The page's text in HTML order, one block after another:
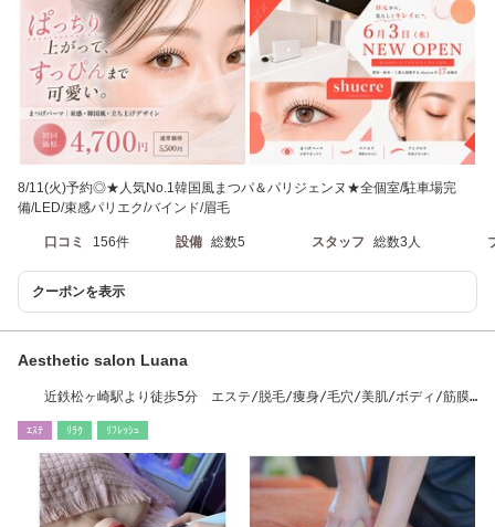
8/11(火)予約◎★人気No.1韓国風まつパ＆パリジェンヌ★全個室/駐車場完
備/LED/束感パリエク/バインド/眉毛
口コミ 156件 設備 総数5 スタッフ 総数3人
クーポンを表示
Aesthetic salon Luana
近鉄松ヶ崎駅より徒歩5分 エステ/脱毛/痩身/毛穴/美肌/ボディ/筋膜
ｴｽﾃ ﾘﾗｸ ﾘﾌﾚｯｼｭ